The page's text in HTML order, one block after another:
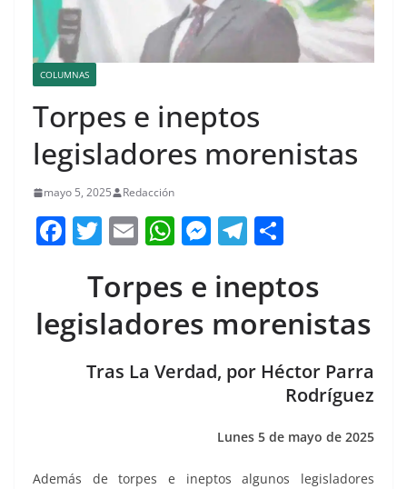
COLUMNAS
Torpes e ineptos
legisladores morenistas
mayo 5, 2025 Redacción
F
e
b
T
itt
er
E
ai
l
W
at
s
A
p
M
ss
e
n
g
T
e
gr
a
m
m
p
ar
tir
Torpes e ineptos
legisladores morenistas
Tras La Verdad, por Héctor Parra
Rodríguez
Lunes 5 de mayo de 2025
Además de torpes e ineptos algunos legisladores